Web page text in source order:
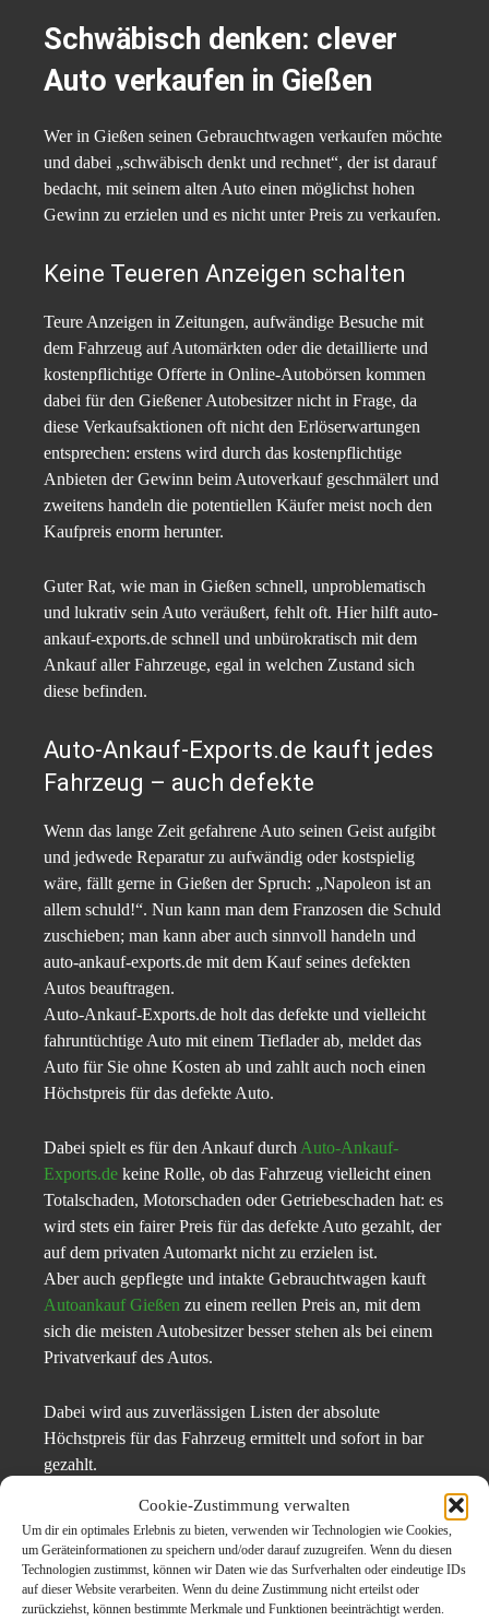
Cookie-Zustimmung verwalten
Um dir ein optimales Erlebnis zu bieten, verwenden wir Technologien wie Cookies,
um Geräteinformationen zu speichern und/oder darauf zuzugreifen. Wenn du diesen
Technologien zustimmst, können wir Daten wie das Surfverhalten oder eindeutige IDs
auf dieser Website verarbeiten. Wenn du deine Zustimmung nicht erteilst oder
zurückziehst, können bestimmte Merkmale und Funktionen beeinträchtigt werden.
Schwäbisch denken: clever
Auto verkaufen in Gießen
Wer in Gießen seinen Gebrauchtwagen verkaufen möchte
und dabei „schwäbisch denkt und rechnet“, der ist darauf
bedacht, mit seinem alten Auto einen möglichst hohen
Gewinn zu erzielen und es nicht unter Preis zu verkaufen.
Keine Teueren Anzeigen schalten
Teure Anzeigen in Zeitungen, aufwändige Besuche mit
dem Fahrzeug auf Automärkten oder die detaillierte und
kostenpflichtige Offerte in Online-Autobörsen kommen
dabei für den Gießener Autobesitzer nicht in Frage, da
diese Verkaufsaktionen oft nicht den Erlöserwartungen
entsprechen: erstens wird durch das kostenpflichtige
Anbieten der Gewinn beim Autoverkauf geschmälert und
zweitens handeln die potentiellen Käufer meist noch den
Kaufpreis enorm herunter.
Guter Rat, wie man in Gießen schnell, unproblematisch
und lukrativ sein Auto veräußert, fehlt oft. Hier hilft auto-
ankauf-exports.de schnell und unbürokratisch mit dem
Ankauf aller Fahrzeuge, egal in welchen Zustand sich
diese befinden.
Auto-Ankauf-Exports.de kauft jedes
Fahrzeug – auch defekte
Wenn das lange Zeit gefahrene Auto seinen Geist aufgibt
und jedwede Reparatur zu aufwändig oder kostspielig
wäre, fällt gerne in Gießen der Spruch: „Napoleon ist an
allem schuld!“. Nun kann man dem Franzosen die Schuld
zuschieben; man kann aber auch sinnvoll handeln und
auto-ankauf-exports.de mit dem Kauf seines defekten
Autos beauftragen.
Auto-Ankauf-Exports.de holt das defekte und vielleicht
fahruntüchtige Auto mit einem Tieflader ab, meldet das
Auto für Sie ohne Kosten ab und zahlt auch noch einen
Höchstpreis für das defekte Auto.
Dabei spielt es für den Ankauf durch Auto-Ankauf-
Exports.de keine Rolle, ob das Fahrzeug vielleicht einen
Totalschaden, Motorschaden oder Getriebeschaden hat: es
wird stets ein fairer Preis für das defekte Auto gezahlt, der
auf dem privaten Automarkt nicht zu erzielen ist.
Aber auch gepflegte und intakte Gebrauchtwagen kauft
Autoankauf Gießen zu einem reellen Preis an, mit dem
sich die meisten Autobesitzer besser stehen als bei einem
Privatverkauf des Autos.
Dabei wird aus zuverlässigen Listen der absolute
Höchstpreis für das Fahrzeug ermittelt und sofort in bar
gezahlt.
Vor einem beabsichtigten Verkauf seines Autos lohnt es
sich also allemale, Auto-Ankauf-Exports.de zu
kontaktieren und sich dort eine Preisauskunft einzuholen.